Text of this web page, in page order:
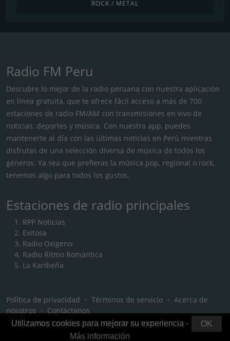
ROCK / METAL
Radio FM Peru
Descubre lo mejor de la radio peruana con nuestra aplicación
en línea gratuita, que te ofrece fácil acceso a más de 700
estaciones de radio FM/AM con transmisiones en vivo de
noticias, deportes y música. Con nuestra app, puedes
mantenerte al día con las últimas noticias en Perú mientras
disfrutas de una selección diversa de música de todos los
géneros. Ya sea que prefieras la música pop, regional o rock,
tenemos algo para todos los gustos.
Estaciones de radio principales
RPP Noticias
Exitosa
Radio Oxigeno
Radio Ritmo Romántica
La Karibeña
Política de privacidad ・ Términos de servicio ・ Acerca de
nosotros ・ Contáctanos
OK
Utilizamos cookies para mejorar su experiencia -
Más información